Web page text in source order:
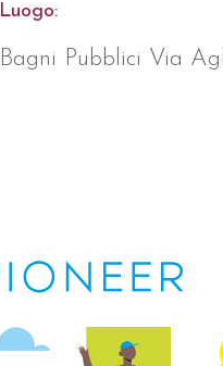
Luogo:
Bagni Pubblici Via